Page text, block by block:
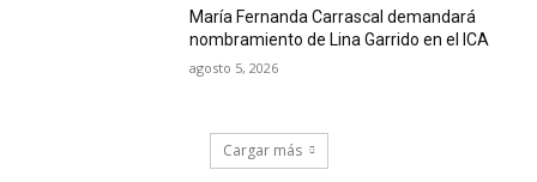
María Fernanda Carrascal demandará
nombramiento de Lina Garrido en el ICA
agosto 5, 2026
Cargar más